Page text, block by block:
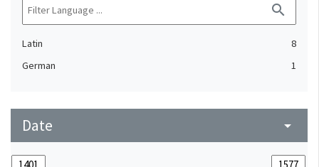
search
Latin
8
German
1
Date arrow_drop_down